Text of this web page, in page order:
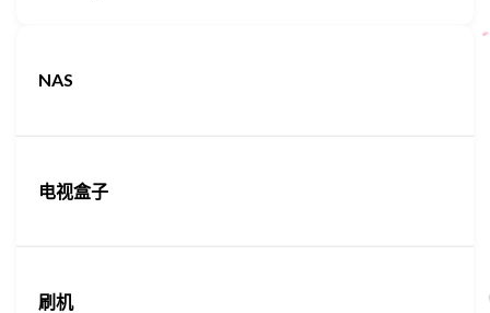
NAS
电视盒子
刷机